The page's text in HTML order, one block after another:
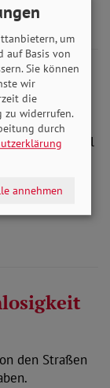
Krug), schnell
in
den Straßen
um
auf Basis von
Sie können
wir
die
widerrufen.
durch
annehmen